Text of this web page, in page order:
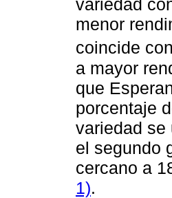
variedad
menor
coincide
a mayor
que
porcentaje
variedad se
el segundo
cercano a
1).